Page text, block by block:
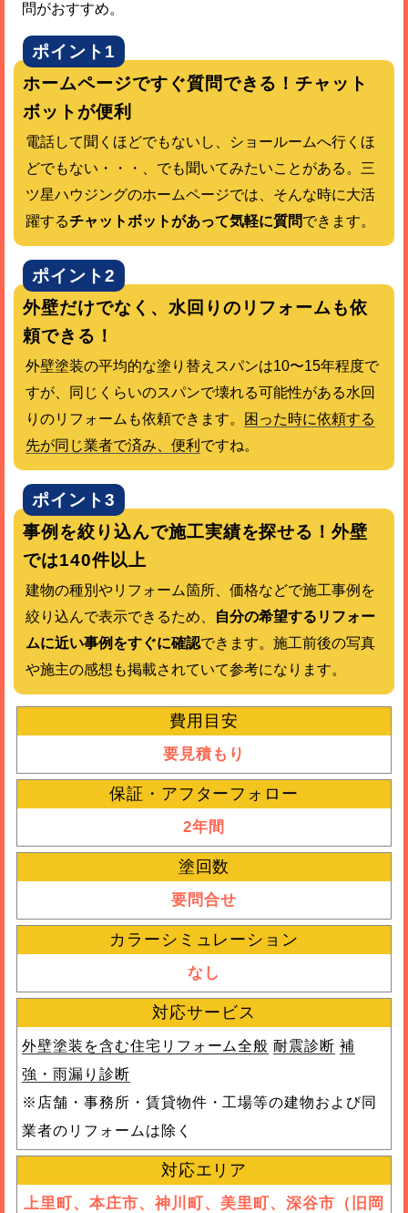
問がおすすめ。
ポイント1
ホームページですぐ質問できる！チャット
ボットが便利
電話して聞くほどでもないし、ショールームへ行くほ
どでもない・・・、でも聞いてみたいことがある。三
ツ星ハウジングのホームページでは、そんな時に大活
躍するチャットボットがあって気軽に質問できます。
ポイント2
外壁だけでなく、水回りのリフォームも依
頼できる！
外壁塗装の平均的な塗り替えスパンは10〜15年程度で
すが、同じくらいのスパンで壊れる可能性がある水回
りのリフォームも依頼できます。
困った時に依頼する
先が同じ業者で済み、便利 ですね。
ポイント3
事例を絞り込んで施工実績を探せる！外壁
では140件以上
建物の種別やリフォーム箇所、価格などで施工事例を
絞り込んで表示できるため、
自分の希望するリフォー
ムに近い事例をすぐに確認できます。施工前後の写真
や施主の感想も掲載されていて参考になります。
費用目安
要見積もり
保証・アフターフォロー
2年間
塗回数
要問合せ
カラーシミュレーション
なし
対応サービス
外壁塗装を含む住宅リフォーム全般 耐震診断 補
強・雨漏り診断
※店舗・事務所・賃貸物件・工場等の建物および同
業者のリフォームは除く
対応エリア
上里町、本庄市、神川町、美里町、深谷市（旧岡